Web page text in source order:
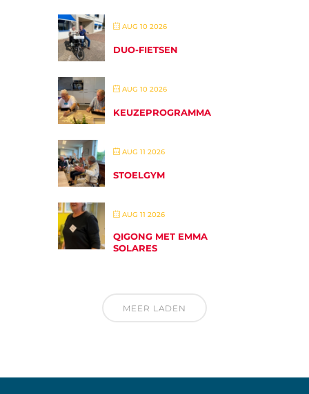
AUG 10 2026
DUO-FIETSEN
AUG 10 2026
KEUZEPROGRAMMA
AUG 11 2026
STOELGYM
AUG 11 2026
QIGONG MET EMMA
SOLARES
MEER LADEN